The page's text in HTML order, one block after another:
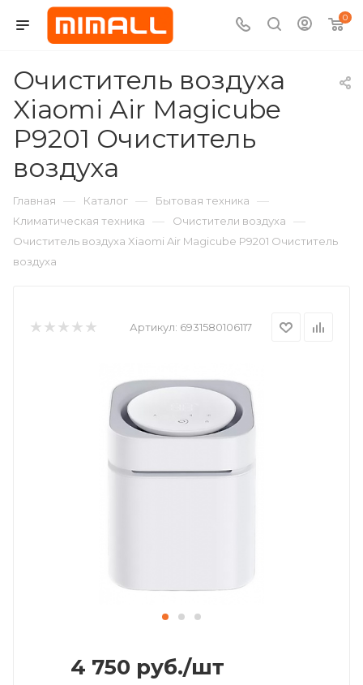
0
Очиститель воздуха
Xiaomi Air Magicube
P9201 Очиститель
воздуха
Главная — Каталог — Бытовая техника —
Климатическая техника — Очистители воздуха —
Очиститель воздуха Xiaomi Air Magicube P9201 Очиститель
воздуха
Артикул: 6931580106117
4 750 руб./шт